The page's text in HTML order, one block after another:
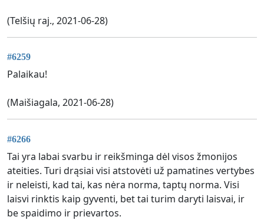
(Telšių raj., 2021-06-28)
#6259
Palaikau!
(Maišiagala, 2021-06-28)
#6266
Tai yra labai svarbu ir reikšminga dėl visos žmonijos
ateities. Turi drąsiai visi atstovėti už pamatines vertybes
ir neleisti, kad tai, kas nėra norma, taptų norma. Visi
laisvi rinktis kaip gyventi, bet tai turim daryti laisvai, ir
be spaidimo ir prievartos.